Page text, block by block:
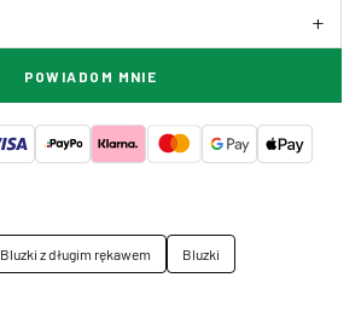
POWIADOM MNIE
Bluzki z długim rękawem
Bluzki